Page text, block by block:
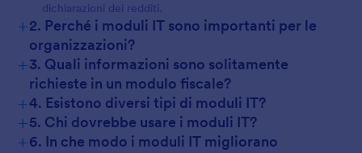
dichiarazioni dei redditi.
+2. Perché i moduli IT sono importanti per le
organizzazioni?
+3. Quali informazioni sono solitamente
richieste in un modulo fiscale?
+4. Esistono diversi tipi di moduli IT?
+5. Chi dovrebbe usare i moduli IT?
+6. In che modo i moduli IT migliorano